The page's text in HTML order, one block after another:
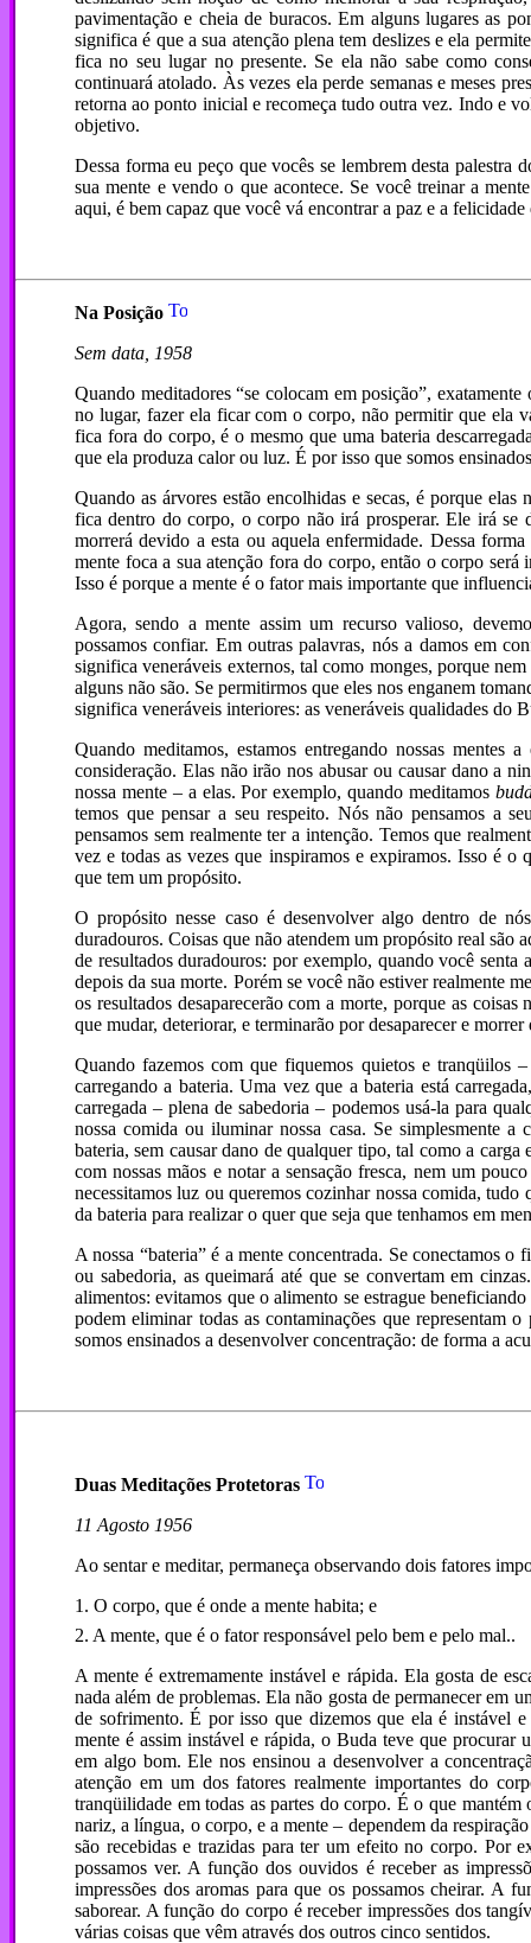
pavimentação e cheia de buracos. Em alguns lugares as
significa é que a sua atenção plena tem deslizes e ela
fica no seu lugar no presente. Se ela não sabe como
continuará atolado. Às vezes ela perde semanas e meses
retorna ao ponto inicial e recomeça tudo outra vez. Indo e
objetivo.
Dessa forma eu peço que vocês se lembrem desta palestra
sua mente e vendo o que acontece. Se você treinar a
aqui, é bem capaz que você vá encontrar a paz e a felicidade
Na Posição
Sem data, 1958
Quando meditadores “se colocam em posição”,
no lugar, fazer ela ficar com o corpo, não permitir que ela
fica fora do corpo, é o mesmo que uma bateria
que ela produza calor ou luz. É por isso que somos
Quando as árvores estão encolhidas e secas, é porque
fica dentro do corpo, o corpo não irá prosperar. Ele irá
morrerá devido a esta ou aquela enfermidade. Dessa
mente foca a sua atenção fora do corpo, então o corpo
Isso é porque a mente é o fator mais importante que
Agora, sendo a mente assim um recurso valioso,
possamos confiar. Em outras palavras, nós a damos em
significa veneráveis externos, tal como monges, porque
alguns não são. Se permitirmos que eles nos enganem
significa veneráveis interiores: as veneráveis qualidades do
Quando meditamos, estamos entregando nossas mentes
consideração. Elas não irão nos abusar ou causar dano a
nossa mente – a elas. Por exemplo, quando meditamos
temos que pensar a seu respeito. Nós não pensamos a
pensamos sem realmente ter a intenção. Temos que
vez e todas as vezes que inspiramos e expiramos. Isso é o
que tem um propósito.
O propósito nesse caso é desenvolver algo dentro de
duradouros. Coisas que não atendem um propósito real são
de resultados duradouros: por exemplo, quando você
depois da sua morte. Porém se você não estiver realmente
os resultados desaparecerão com a morte, porque as
que mudar, deteriorar, e terminarão por desaparecer e
Quando fazemos com que fiquemos quietos e tranqüilos
carregando a bateria. Uma vez que a bateria está
carregada – plena de sabedoria – podemos usá-la para
nossa comida ou iluminar nossa casa. Se simplesmente a
bateria, sem causar dano de qualquer tipo, tal como a
com nossas mãos e notar a sensação fresca, nem um
necessitamos luz ou queremos cozinhar nossa comida,
da bateria para realizar o quer que seja que tenhamos em
A nossa “bateria” é a mente concentrada. Se conectamos o
ou sabedoria, as queimará até que se convertam em
alimentos: evitamos que o alimento se estrague
podem eliminar todas as contaminações que representam
somos ensinados a desenvolver concentração: de forma a
Duas Meditações Protetoras
11 Agosto 1956
Ao sentar e meditar, permaneça observando dois fatores
1. O corpo, que é onde a mente habita; e
2. A mente, que é o fator responsável pelo bem e pelo mal..
A mente é extremamente instável e rápida. Ela gosta de
nada além de problemas. Ela não gosta de permanecer em
de sofrimento. É por isso que dizemos que ela é instável
mente é assim instável e rápida, o Buda teve que procurar
em algo bom. Ele nos ensinou a desenvolver a
atenção em um dos fatores realmente importantes do
tranqüilidade em todas as partes do corpo. É o que
nariz, a língua, o corpo, e a mente – dependem da
são recebidas e trazidas para ter um efeito no corpo. Por
possamos ver. A função dos ouvidos é receber as
impressões dos aromas para que os possamos cheirar. A
saborear. A função do corpo é receber impressões dos
várias coisas que vêm através dos outros cinco sentidos.